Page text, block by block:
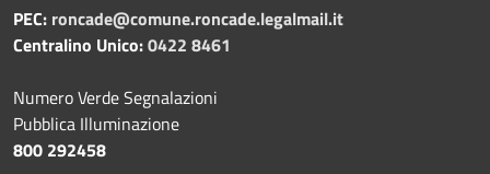
PEC: roncade@comune.roncade.legalmail.it
Centralino Unico:0422 8461
Numero Verde Segnalazioni
Pubblica Illuminazione
800 292458